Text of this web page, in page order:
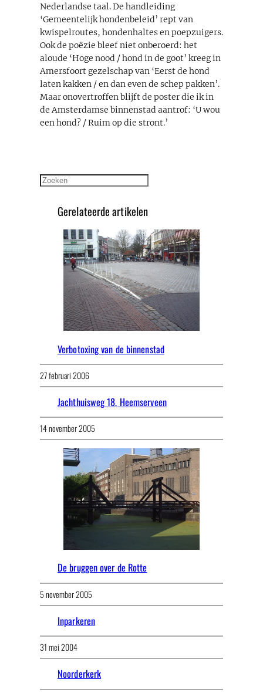
Nederlandse taal. De handleiding
‘Gemeentelijk hondenbeleid’ rept van
kwispelroutes, hondenhaltes en poepzuigers.
Ook de poëzie bleef niet onberoerd: het
aloude ‘Hoge nood / hond in de goot’ kreeg in
Amersfoort gezelschap van ‘Eerst de hond
laten kakken / en dan even de schep pakken’.
Maar onovertroffen blijft de poster die ik in
de Amsterdamse binnenstad aantrof: ‘U wou
een hond? / Ruim op die stront.’
Zoeken
Gerelateerde artikelen
Verbotoxing van de binnenstad
27 februari 2006
Jachthuisweg 18, Heemserveen
14 november 2005
De bruggen over de Rotte
5 november 2005
Inparkeren
31 mei 2004
Noorderkerk